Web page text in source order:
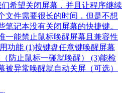
希望关闭屏幕，并且让程序继续
文件需要很长的时间，但是不想
笔记本没有关闭屏幕的快捷键。
一能禁止鼠标唤醒屏幕且兼容性
功能 (1)按键盘任意键唤醒屏幕
防止鼠标一碰就唤醒） (3)能检
被异常唤醒就自动关屏（可选）